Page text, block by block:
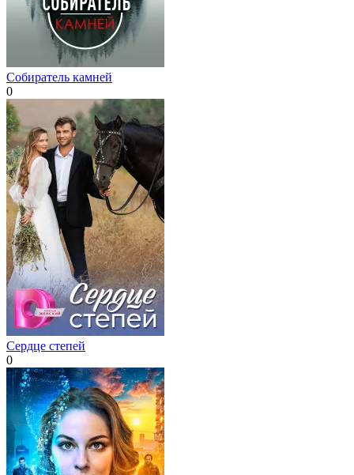
Собиратель камней
0
Сердце степей
0